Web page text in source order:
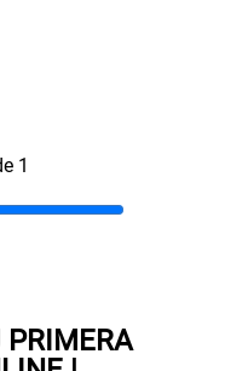
1
PRIMERA
tu siguiente